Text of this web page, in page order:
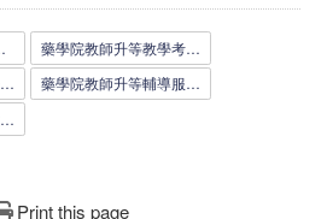
藥學院教師升等教學考核表_1110607__3_.docx
藥學院研究自評積分表_1110607__2_.doc
藥學院教師升等輔導服務考核表_1110607__2_.docx
高雄醫學大學藥學院教師升等教學能力評核表_1100512__2_.docx
Print this page